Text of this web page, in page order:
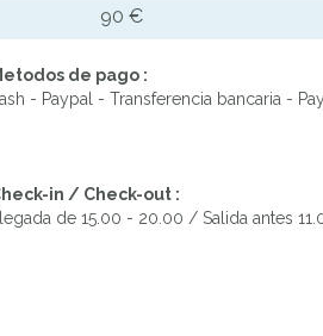
90 €
de pago :
- Paypal - Transferencia bancaria -
in / Check-out :
Llegada de 15.00 - 20.00 / Salida antes